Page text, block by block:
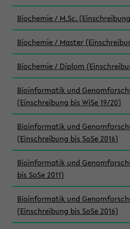
Biochemie / M.Sc.
Biochemie / Master
Biochemie / Diplom
Bioinformatik und
(Einschreibung bis WiSe 19/20)
Bioinformatik und
(Einschreibung bis SoSe 2016)
Bioinformatik und
bis SoSe 2011)
Bioinformatik und
(Einschreibung bis SoSe 2016)